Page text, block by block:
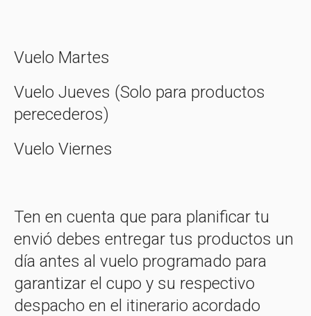
Vuelo Martes
Vuelo Jueves (Solo para productos
perecederos)
Vuelo Viernes
Ten en cuenta que para planificar tu
envió debes entregar tus productos un
día antes al vuelo programado para
garantizar el cupo y su respectivo
despacho en el itinerario acordado